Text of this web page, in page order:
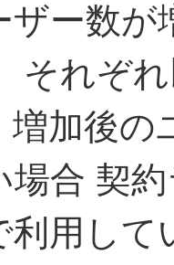
ザー数が
それぞ
増加後
場合 契
利用して